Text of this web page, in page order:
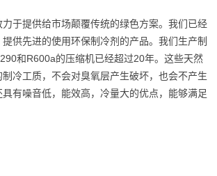
力于提供给市场颠覆传统的绿色方案。我们已经
供先进的使用环保制冷剂的产品。我们生产制
和R600a的压缩机已经超过20年。这些天然
冷工质，不会对臭氧层产生破坏，也会不产生
有噪音低，能效高，冷量大的优点，能够满足